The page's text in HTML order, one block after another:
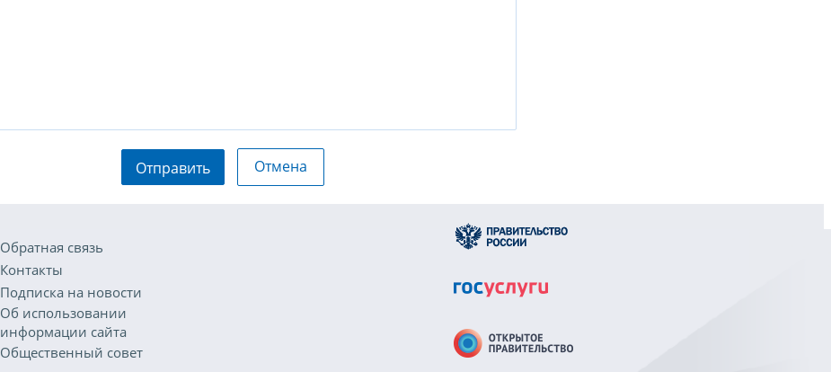
Отправить Отмена
Обратная связь
Контакты
Подписка на новости
Об использовании
информации сайта
Общественный совет